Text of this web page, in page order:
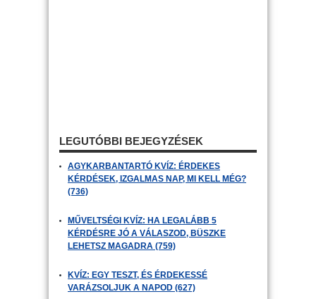
LEGUTÓBBI BEJEGYZÉSEK
AGYKARBANTARTÓ KVÍZ: ÉRDEKES
KÉRDÉSEK, IZGALMAS NAP, MI KELL MÉG?
(736)
MŰVELTSÉGI KVÍZ: HA LEGALÁBB 5
KÉRDÉSRE JÓ A VÁLASZOD, BÜSZKE
LEHETSZ MAGADRA (759)
KVÍZ: EGY TESZT, ÉS ÉRDEKESSÉ
VARÁZSOLJUK A NAPOD (627)